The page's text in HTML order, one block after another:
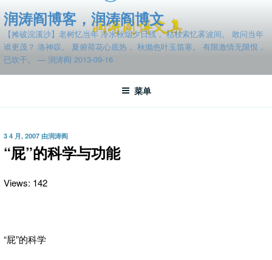
至
容
润涛阎博客，润涛阎博文
【摊破浣溪沙】老树忆当年 冷水秋烟夕日残， 枯枝索忆雾波间。 敢问当年
谁更茂？ 洛神叹。 夏俯荷花心底热， 秋抛色叶玉笛寒。 有限激情无限恨，
已吹干。 — 润涛阎 2013-09-16
菜单
发
布
3 4 月, 2007 由润涛阎
“屁”的科学与功能
Views: 142
“屁”的科学